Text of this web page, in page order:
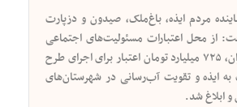
مردم ایذه، باغ‌ملک، صیدون و دزپارت
از محل اعتبارات مسئولیت‌های اجتماعی
شرکت ملی نفت ایران، ۷۲۵ میلیارد تومان اعتبار برای اجرای طرح
به ایذه و تقویت آب‌رسانی در شهرستان‌های
و ابلاغ شد.